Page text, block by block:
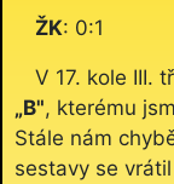
ŽK: 0:1
V 17. kole III.
„B", kterému
Stále nám
sestavy se vrátil